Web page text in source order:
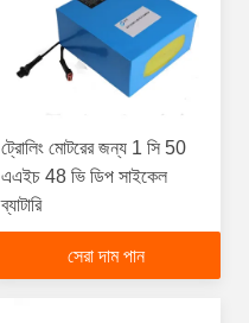
ট্রোলিং মোটরের জন্য 1 সি 50
এএইচ 48 ভি ডিপ সাইকেল
ব্যাটারি
সেরা দাম পান